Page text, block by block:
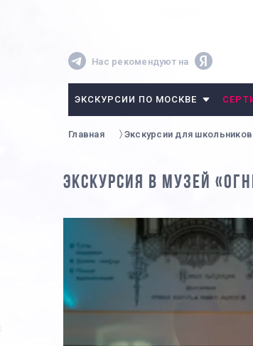
Нас рекомендуют на
ЭКСКУРСИИ ПО МОСКВЕ
Главная Экскурсии для школьников
ЭКСКУРСИЯ В МУЗЕЙ